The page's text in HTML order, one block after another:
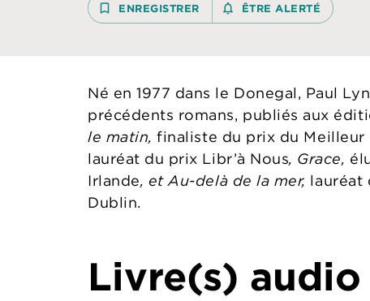
bookmark_border ENREGISTRER notifications_none_outlined
ÊTRE ALERTÉ
Né en 1977 dans le Donegal, Paul
précédents romans, publiés aux
le matin,finaliste du prix du Meilleur
lauréat du prix Libr’à Nous, Grace,
Irlande, etAu-delà de la mer, lauréat
Dublin.
Livre(s)